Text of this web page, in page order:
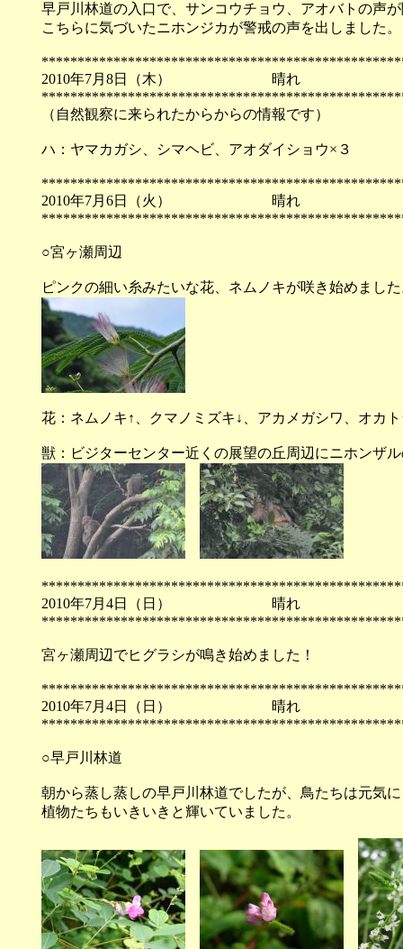
早戸川林道の入口で、サンコウチョウ、アオバトの声
こちらに気づいたニホンジカが警戒の声を出しました。
2010年7月8日（木） 晴
（自然観察に来られたからからの情報です）
ハ：ヤマカガシ、シマヘビ、アオダイショウ×３
2010年7月6日（火） 晴
○宮ヶ瀬周辺
ピンクの細い糸みたいな花、ネムノキが咲き始めまし
花：ネムノキ↑、クマノミズキ↓、アカメガシワ、オ
獣：ビジターセンター近くの展望の丘周辺にニホンザ
2010年7月4日（日） 晴
宮ヶ瀬周辺でヒグラシが鳴き始めました！
2010年7月4日（日） 晴
○早戸川林道
朝から蒸し蒸しの早戸川林道でしたが、鳥たちは元気
植物たちもいきいきと輝いていました。